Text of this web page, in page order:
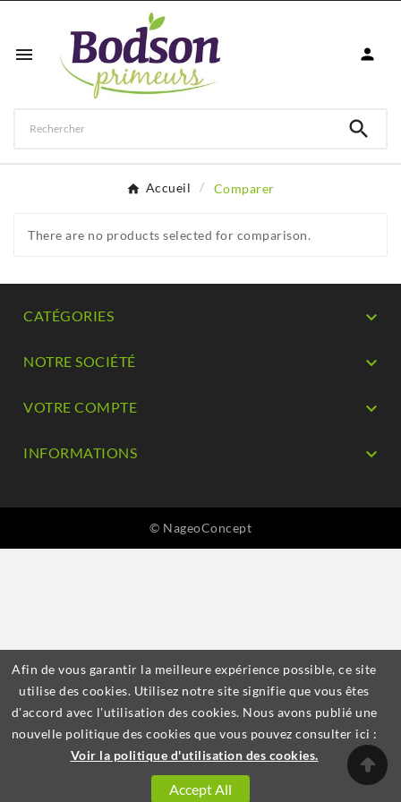
Afin de vous garantir la meilleure expérience possible, ce site
utilise des cookies. Utilisez notre site signifie que vous êtes
d'accord avec l'utilisation des cookies. Nous avons publié une
nouvelle politique des cookies que vous pouvez consulter ici :
Voir la politique d'utilisation des cookies.
Accept All
 

Accueil Comparer
There are no products selected for comparison.
CATÉGORIES 
NOTRE SOCIÉTÉ 
VOTRE COMPTE 
INFORMATIONS 
© NageoConcept